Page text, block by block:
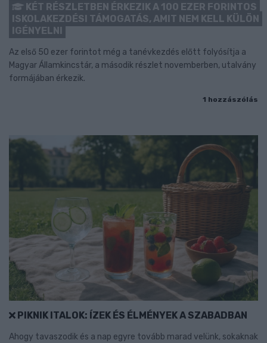
KÉT RÉSZLETBEN ÉRKEZIK A 100 EZER FORINTOS
ISKOLAKEZDÉSI TÁMOGATÁS, AMIT NEM KELL KÜLÖN
IGÉNYELNI
Az első 50 ezer forintot még a tanévkezdés előtt folyósítja a
Magyar Államkincstár, a második részlet novemberben, utalvány
formájában érkezik.
1 hozzászólás
PIKNIK ITALOK: ÍZEK ÉS ÉLMÉNYEK A SZABADBAN
Ahogy tavaszodik és a nap egyre tovább marad velünk, sokaknak